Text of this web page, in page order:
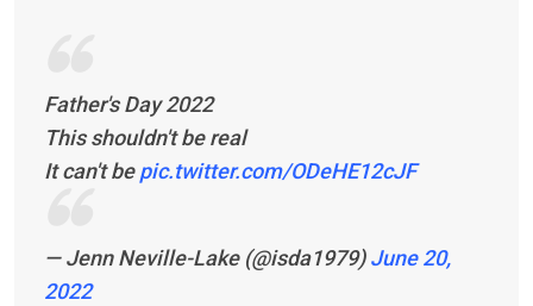
Father's Day 2022
This shouldn't be real
It can't bepic.twitter.com/ODeHE12cJF
— Jenn Neville-Lake (@isda1979)June 20,
2022